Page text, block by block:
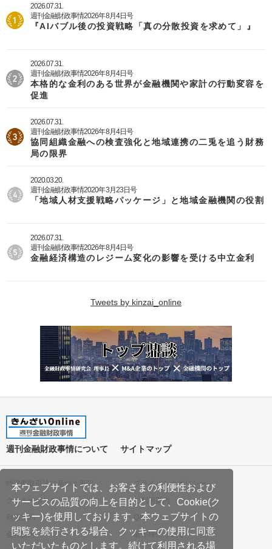
本ウェブサイトでは、お客さまの利便性および
サービスの品質の向上を目的として、Cookie(ク
ッキー)を使用しております。本ウェブサイトの
閲覧を続行される場合、クッキーの使用に同意
いただいたものとします。続けて利用される場
2026.07.31.
週刊金融財政事情2026年8月4日号
『AIバブル後の投資戦略「真の分散投資を求めて」』
2026.07.31.
週刊金融財政事情2026年8月4日号
本格的な金利のある世界が金融機関や家計の行動変容を
促進
2026.07.31.
週刊金融財政事情2026年8月4日号
協同組織金融への検査強化と地域連携の二兎を追う財務
局の限界
2020.03.20.
週刊金融財政事情2020年3月23日号
「地域人材支援戦略パッケージ」と地域金融機関の役割
2026.07.31.
週刊金融財政事情2026年8月4日号
金融経済構造のレジーム変化の影響を受ける中立金利
Tweets by kinzai_online
週刊金融財政事情について サイトマップ
特定商取引法に基づく表記
プライバシーポリシー
クッキーポリシー
ご利用案内
利用規約
Q&A
会社案内
著作権について